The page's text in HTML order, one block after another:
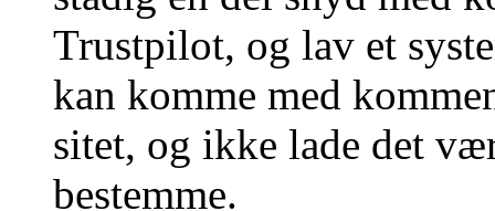
Trustpilot, og lav et
kan komme med
sitet, og ikke lade det
bestemme.